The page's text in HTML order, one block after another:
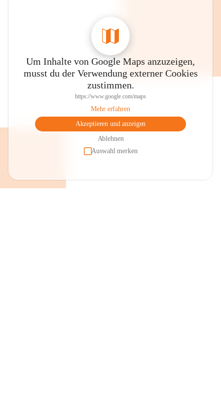
Um Inhalte von Google Maps anzuzeigen,
musst du der Verwendung externer Cookies
zustimmen.
https://www.google.com/maps
Mehr erfahren
Akzeptieren und anzeigen
Ablehnen
Auswahl merken